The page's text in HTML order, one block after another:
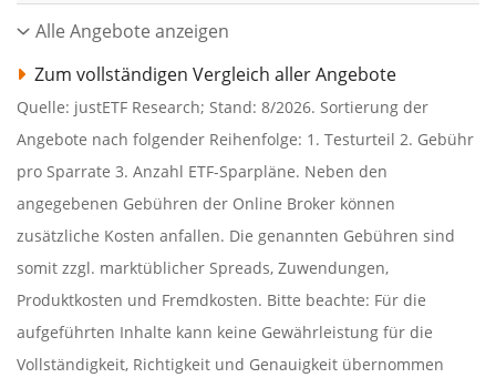
Alle Angebote anzeigen
Zum vollständigen Vergleich aller Angebote
Quelle: justETF Research; Stand: 8/2026. Sortierung der
Angebote nach folgender Reihenfolge: 1. Testurteil 2. Gebühr
pro Sparrate 3. Anzahl ETF-Sparpläne. Neben den
angegebenen Gebühren der Online Broker können
zusätzliche Kosten anfallen. Die genannten Gebühren sind
somit zzgl. marktüblicher Spreads, Zuwendungen,
Produktkosten und Fremdkosten. Bitte beachte: Für die
aufgeführten Inhalte kann keine Gewährleistung für die
Vollständigkeit, Richtigkeit und Genauigkeit übernommen